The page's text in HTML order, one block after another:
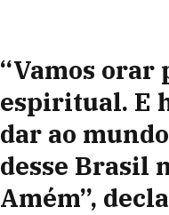
“Vamos orar
espiritual. E
dar ao
desse Brasil
Amém”,